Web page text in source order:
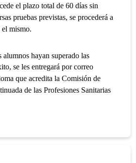
el plazo total de 60 días sin
pruebas previstas, se procederá a
el mismo.
alumnos hayan superado las
se les entregará por correo
que acredita la Comisión de
de las Profesiones Sanitarias